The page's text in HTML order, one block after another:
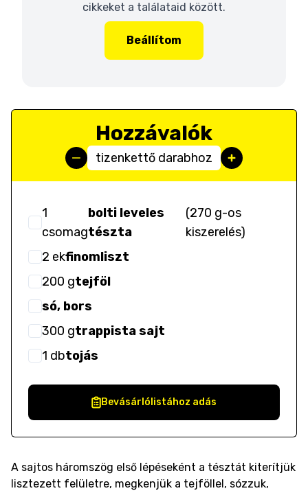
cikkeket a találataid között.
Beállítom
Hozzávalók
tizenkettő darabhoz
1
csomag
bolti leveles
tészta
(270 g-os
kiszerelés)
2 ekfinomliszt
200 gtejföl
só, bors
300 gtrappista sajt
1 dbtojás
Bevásárlólistához adás
A sajtos háromszög első lépéseként a tésztát kiterítjük
lisztezett felületre, megkenjük a tejföllel, sózzuk,